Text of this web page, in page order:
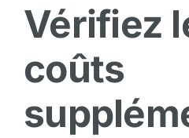
Vérifiez
coûts